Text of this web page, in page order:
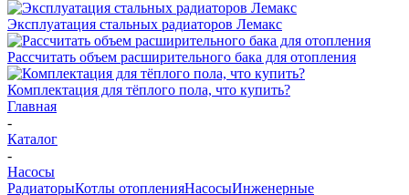
Эксплуатация стальных радиаторов Лемакс
Рассчитать объем расширительного бака для отопления
Комплектация для тёплого пола, что купить?
Главная
-
Каталог
-
Насосы
РадиаторыКотлы отопленияНасосыИнженерные